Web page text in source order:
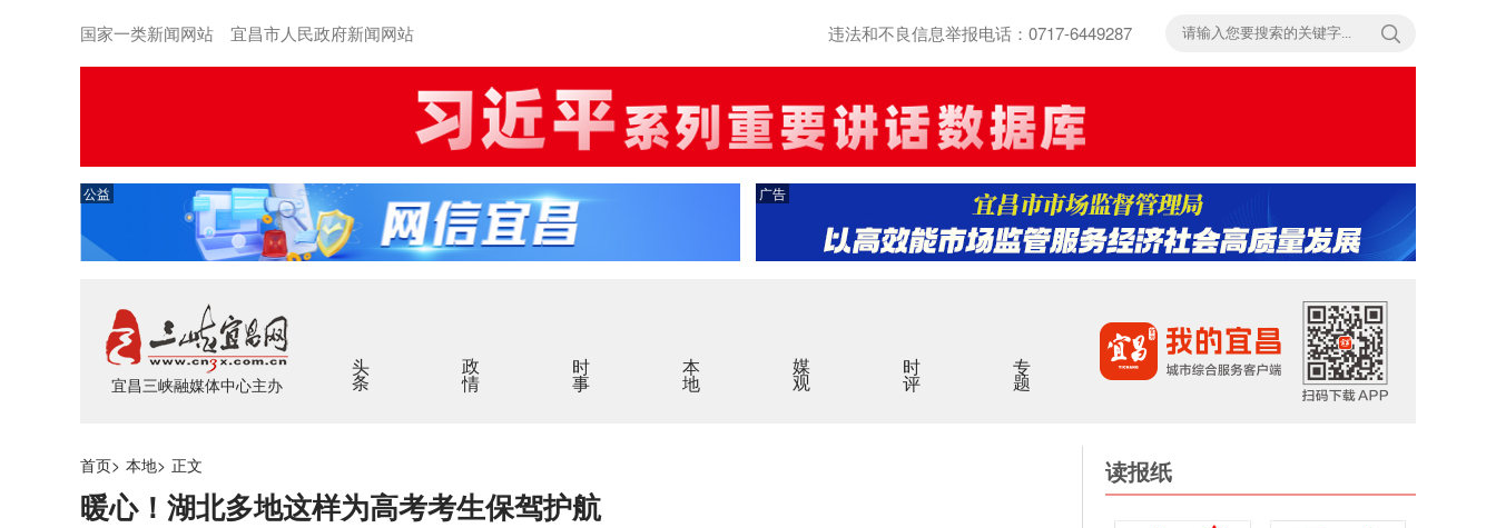
国家一类新闻网站 宜昌市人民政府新闻网站 违法和不良信息举报电话：0717-6449287
公益 广告
宜昌三峡融媒体中心主办
头条 政情 时事 本地 媒观 时评 专题
首页> 本地> 正文
暖心！湖北多地这样为高考考生保驾护航
读报纸